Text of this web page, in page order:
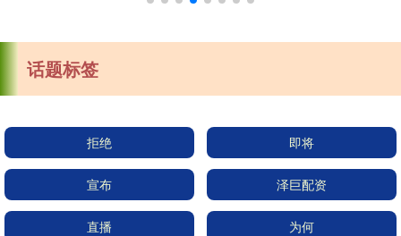
话题标签
拒绝 即将
宣布 泽巨配资
直播 为何